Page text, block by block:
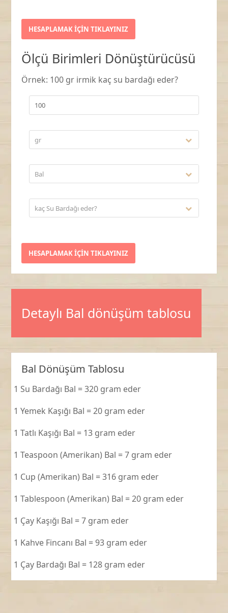
Ölçü Birimleri Dönüştürücüsü
Örnek: 100 gr irmik kaç su bardağı eder?
gr
Bal
kaç Su Bardağı eder?
Detaylı Bal dönüşüm tablosu
Bal Dönüşüm Tablosu
1 Su Bardağı Bal = 320 gram eder
1 Yemek Kaşığı Bal = 20 gram eder
1 Tatlı Kaşığı Bal = 13 gram eder
1 Teaspoon (Amerikan) Bal = 7 gram eder
1 Cup (Amerikan) Bal = 316 gram eder
1 Tablespoon (Amerikan) Bal = 20 gram eder
1 Çay Kaşığı Bal = 7 gram eder
1 Kahve Fincanı Bal = 93 gram eder
1 Çay Bardağı Bal = 128 gram eder